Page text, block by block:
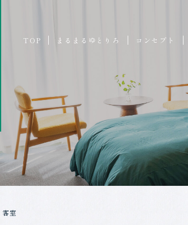
TOP まるまるゆとりろ コンセプト
客室